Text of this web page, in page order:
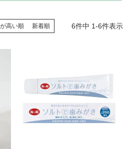
高い順 新着順 6件中 1-6件表示